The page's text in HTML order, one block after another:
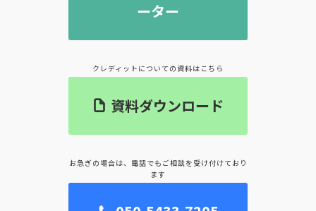
ーター
クレディットについての資料はこちら
資料ダウンロード
お急ぎの場合は、電話でもご相談を受け付けており
ます